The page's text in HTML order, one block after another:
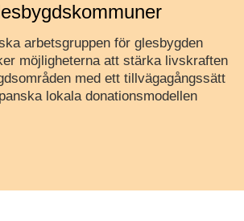
arbetsgruppen för glesbygden
möjligheterna att stärka livskraften
med ett tillvägagångssätt
lokala donationsmodellen